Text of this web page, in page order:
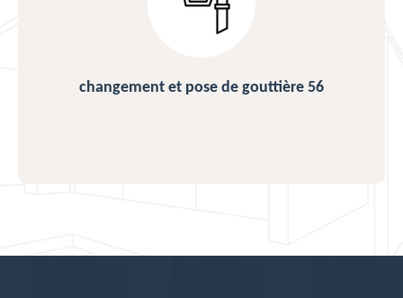
changement et pose de gouttière 56